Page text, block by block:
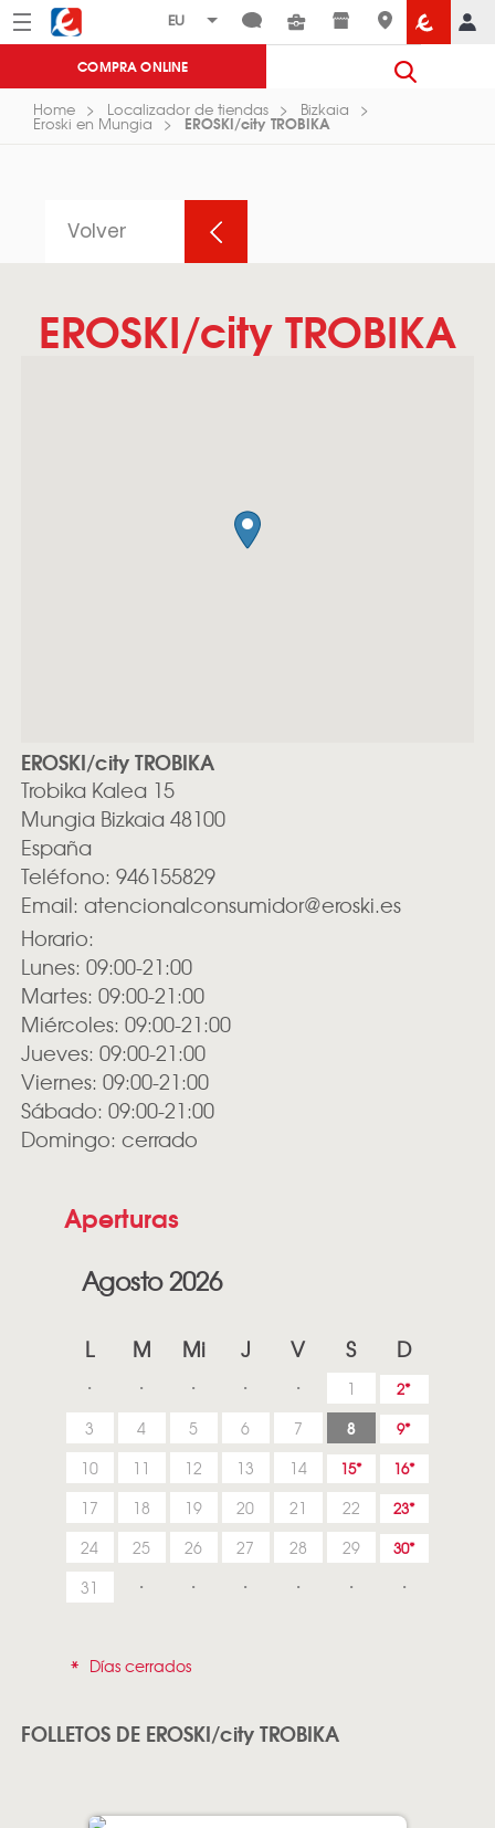
Menú Eroski
COMPRA ONLINE
Home Localizador de tiendas Bizkaia
Eroski en Mungia EROSKI/city TROBIKA
Volver
EROSKI/city TROBIKA
EROSKI/city TROBIKA
Trobika Kalea 15
Mungia Bizkaia 48100
España
Teléfono: 946155829
Email: atencionalconsumidor@eroski.es
Horario:
Lunes: 09:00-21:00
Martes: 09:00-21:00
Miércoles: 09:00-21:00
Jueves: 09:00-21:00
Viernes: 09:00-21:00
Sábado: 09:00-21:00
Domingo: cerrado
Aperturas
Agosto 2026
L M Mi J V S D
1 2
3 4 5 6 7 8 9
10 11 12 13 14 15 16
17 18 19 20 21 22 23
24 25 26 27 28 29 30
31
* Días cerrados
FOLLETOS DE EROSKI/city TROBIKA